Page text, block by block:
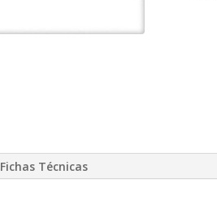
Fichas Técnicas